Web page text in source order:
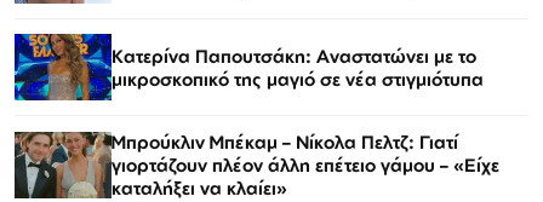
Κατερίνα Παπουτσάκη: Αναστατώνει με το
μικροσκοπικό της μαγιό σε νέα στιγμιότυπα
Μπρούκλιν Μπέκαμ – Νίκολα Πελτζ: Γιατί
γιορτάζουν πλέον άλλη επέτειο γάμου – «Είχε
καταλήξει να κλαίει»